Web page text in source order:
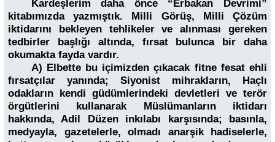
Kardeşlerim daha önce “Erbakan Devrimi”
kitabımızda yazmıştık. Milli Görüş, Milli Çözüm
iktidarını bekleyen tehlikeler ve alınması gereken
tedbirler başlığı altında, fırsat bulunca bir daha
okumakta fayda vardır.
A) Elbette bu içimizden çıkacak fitne fesat ehli
fırsatçılar yanında; Siyonist mihrakların, Haçlı
odakların kendi güdümlerindeki devletleri ve terör
örgütlerini kullanarak Müslümanların iktidarı
hakkında, Adil Düzen inkılabı karşısında; basınla,
medyayla, gazetelerle, olmadı anarşik hadiselerle,